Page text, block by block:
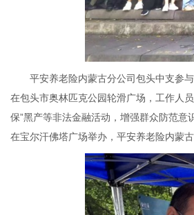
平安养老险内蒙古分公司包头中支参与
在包头市奥林匹克公园轮滑广场，工作人
保”黑产等非法金融活动，增强群众防范意
在宝尔汗佛塔广场举办，平安养老险内蒙